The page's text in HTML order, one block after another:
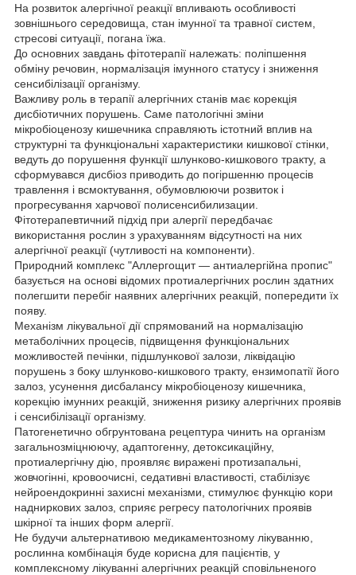
На розвиток алергічної реакції впливають особливості
зовнішнього середовища, стан імунної та травної систем,
стресові ситуації, погана їжа.
До основних завдань фітотерапії належать: поліпшення
обміну речовин, нормалізація імунного статусу і зниження
сенсибілізації організму.
Важливу роль в терапії алергічних станів має корекція
дисбіотичних порушень. Саме патологічні зміни
мікробіоценозу кишечника справляють істотний вплив на
структурні та функціональні характеристики кишкової стінки,
ведуть до порушення функції шлунково-кишкового тракту, а
сформувався дисбіоз приводить до погіршенню процесів
травлення і всмоктування, обумовлюючи розвиток і
прогресування харчової полисенсибилизации.
Фітотерапевтичний підхід при алергії передбачає
використання рослин з урахуванням відсутності на них
алергічної реакції (чутливості на компоненти).
Природний комплекс "Аллергощит — антиалергійна пропис"
базується на основі відомих протиалергічних рослин здатних
полегшити перебіг наявних алергічних реакцій, попередити їх
появу.
Механізм лікувальної дії спрямований на нормалізацію
метаболічних процесів, підвищення функціональних
можливостей печінки, підшлункової залози, ліквідацію
порушень з боку шлунково-кишкового тракту, ензимопатії його
залоз, усунення дисбалансу мікробіоценозу кишечника,
корекцію імунних реакцій, зниження ризику алергічних проявів
і сенсибілізації організму.
Патогенетично обгрунтована рецептура чинить на організм
загальнозміцнюючу, адаптогенну, детоксикаційну,
протиалергічну дію, проявляє виражені протизапальні,
жовчогінні, кровоочисні, седативні властивості, стабілізує
нейроендокринні захисні механізми, стимулює функцію кори
надниркових залоз, сприяє регресу патологічних проявів
шкірної та інших форм алергії.
Не будучи альтернативою медикаментозному лікуванню,
рослинна комбінація буде корисна для пацієнтів, у
комплексному лікуванні алергічних реакцій сповільненого